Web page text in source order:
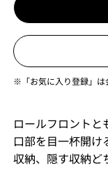
※「お気に入り登録」は
ロールフロント
口部を目一杯開け
収納、隠す収納ど